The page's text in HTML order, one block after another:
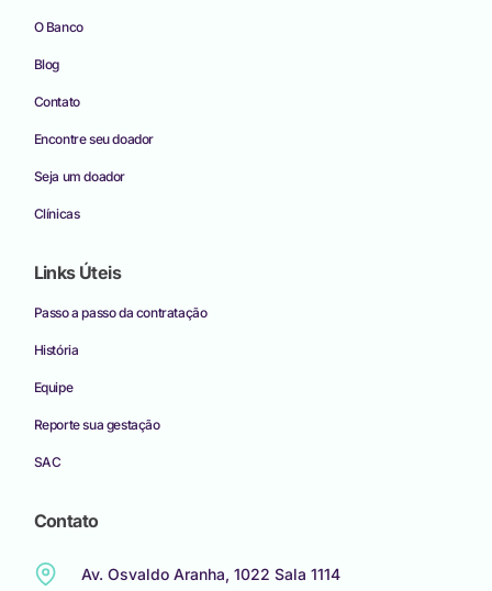
O Banco
Blog
Contato
Encontre seu doador
Seja um doador
Clínicas
Links Úteis
Passo a passo da contratação
História
Equipe
Reporte sua gestação
SAC
Contato
Av. Osvaldo Aranha, 1022 Sala 1114